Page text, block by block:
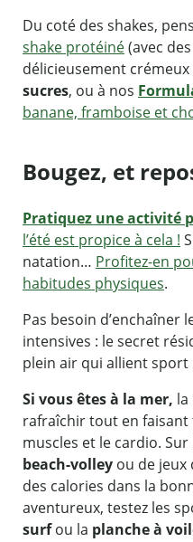
Du coté des shakes,
shake protéiné(avec
délicieusement crémeux
sucres, ou à nos
banane, framboise et
Bougez, et
Pratiquez une activité
l’été est propice à cela !
natation… Profitez-en
habitudes physiques.
Pas besoin d’enchaîner
intensives : le secret
plein air qui allient
Si vous êtes à la mer, la
rafraîchir tout en faisant
muscles et le cardio.
beach-volley ou de
des calories dans la
aventureux, testez les
surfou la planche à